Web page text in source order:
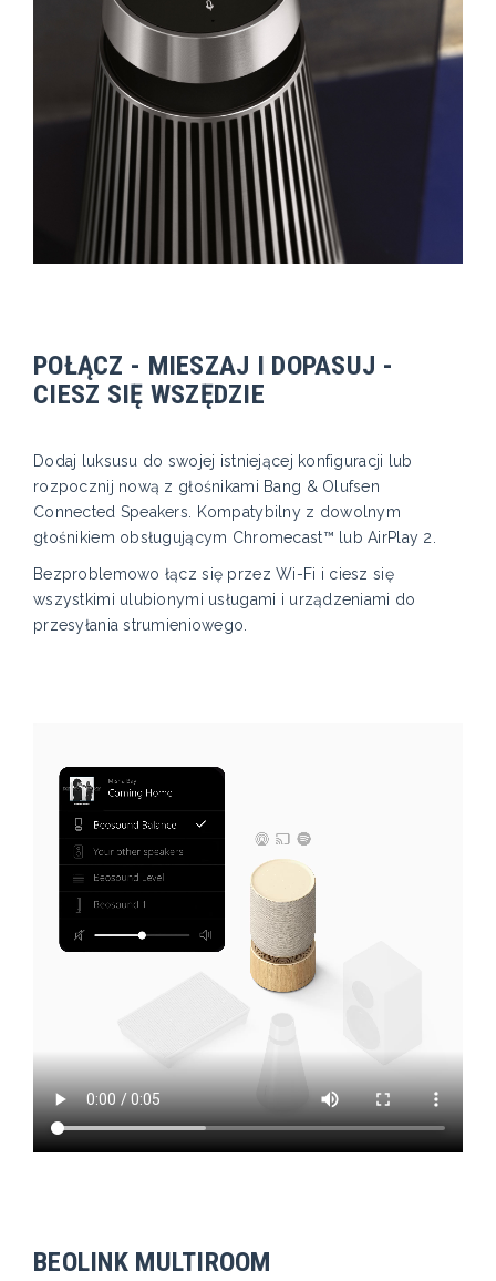
POŁĄCZ - MIESZAJ I DOPASUJ -
CIESZ SIĘ WSZĘDZIE
Dodaj luksusu do swojej istniejącej konfiguracji lub
rozpocznij nową z głośnikami Bang & Olufsen
Connected Speakers. Kompatybilny z dowolnym
głośnikiem obsługującym Chromecast™ lub AirPlay 2.
Bezproblemowo łącz się przez Wi-Fi i ciesz się
wszystkimi ulubionymi usługami i urządzeniami do
przesyłania strumieniowego.
BEOLINK MULTIROOM